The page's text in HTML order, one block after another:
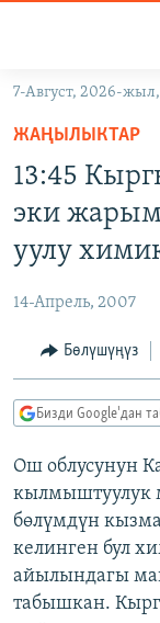
Навигацияга
өтүңүз
салыңыз
МАДАНИЯТ
ТВ
БҮГҮН АЗАТТЫКТА
ДАНИСТЕ
АЗАТТЫК+
ЫҢГАЙСЫЗ
ПОДКАСТ
Русский
ОНЛАЙН ШЕРИНЕ
7-Август, 2026-
ЖАҢЫЛЫКТАР
13:45
эки
уулу
14-Апрель, 2007
Бөлүшүңүз
Бизди Google'дан
Ош облусунун
кылмыштуулук
бөлүмдүн
келинген бул
айылындагы
табышкан.